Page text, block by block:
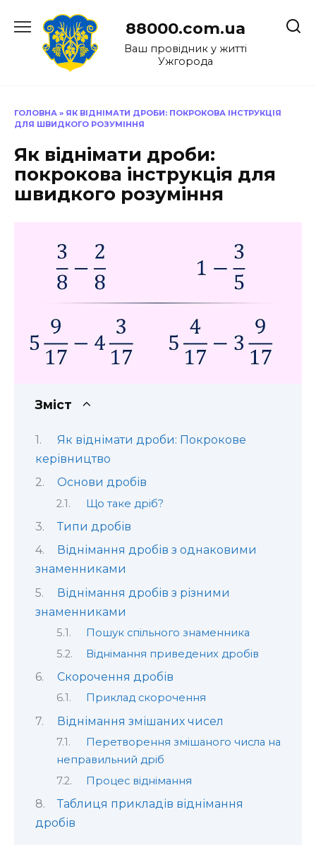
до
88000.com.ua
Ваш провідник у житті
Ужгорода
ГОЛОВНА » ЯК ВІДНІМАТИ ДРОБИ: ПОКРОКОВА ІНСТРУКЦІЯ
ДЛЯ ШВИДКОГО РОЗУМІННЯ
Як віднімати дроби:
покрокова інструкція для
швидкого розуміння
Зміст
Як віднімати дроби: Покрокове
керівництво
Основи дробів
Що таке дріб?
Типи дробів
Віднімання дробів з однаковими
знаменниками
Віднімання дробів з різними
знаменниками
Пошук спільного знаменника
Віднімання приведених дробів
Скорочення дробів
Приклад скорочення
Віднімання змішаних чисел
Перетворення змішаного числа на
неправильний дріб
Процес віднімання
Таблиця прикладів віднімання
дробів